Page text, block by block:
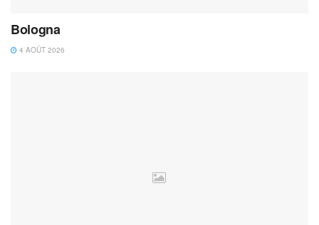
Bologna
4 AOÛT 2026